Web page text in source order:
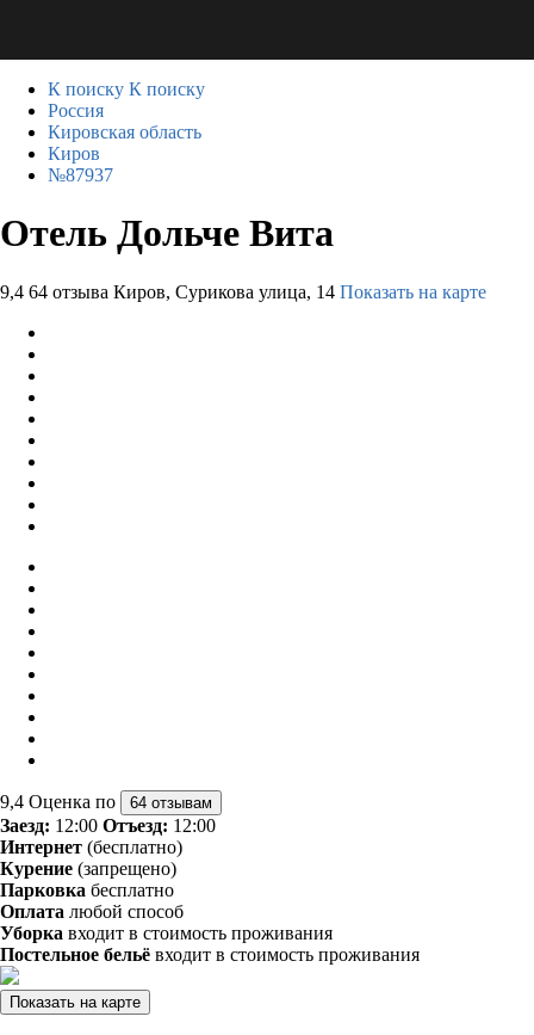
К поиску К поиску
Россия
Кировская область
Киров
№87937
Отель Дольче Вита
9,4 64 отзыва Киров, Сурикова улица, 14 Показать на карте
9,4 Оценка по 64 отзывам
Заезд: 12:00 Отъезд: 12:00
Интернет (бесплатно)
Курение (запрещено)
Парковка бесплатно
Оплата любой способ
Уборка входит в стоимость проживания
Постельное бельё входит в стоимость проживания
Показать на карте